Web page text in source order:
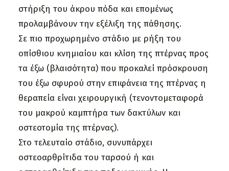
στήριξη του άκρου πόδα και επομένως
προλαμβάνουν την εξέλιξη της πάθησης.
Σε πιο προχωρημένο στάδιο με ρήξη του
οπίσθιου κνημιαίου και κλίση της πτέρνας προς
τα έξω (βλαισότητα) που προκαλεί πρόσκρουση
του έξω σφυρού στην επιφάνεια της πτέρνας η
θεραπεία είναι χειρουργική (τενοντομεταφορά
του μακρού καμπτήρα των δακτύλων και
οστεοτομία της πτέρνας).
Στο τελευταίο στάδιο, συνυπάρχει
οστεοαρθρίτιδα του ταρσού ή και